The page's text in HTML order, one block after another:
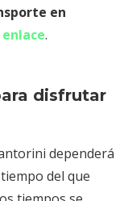
en
.
disfrutar
dependerá
del que